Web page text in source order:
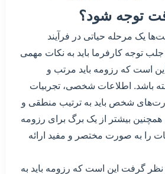
توجه شود؟
یک مرحله حیاتی در فرآیند
توجه کارفرما باید به نکات مهمی
است که رزومه باید مرتب و
باشد. اطلاعات شخصی، تجربیات
شخص باید به ترتیب منطقی و
همچنین بیشتر از یک برگ برای رزومه
را به صورت مختصر و مفید ارائه
نظر گرفت این است که رزومه باید به